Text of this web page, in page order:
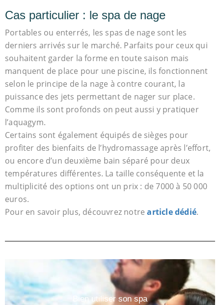
Cas particulier : le spa de nage
Portables ou enterrés, les spas de nage sont les
derniers arrivés sur le marché. Parfaits pour ceux qui
souhaitent garder la forme en toute saison mais
manquent de place pour une piscine, ils fonctionnent
selon le principe de la nage à contre courant, la
puissance des jets permettant de nager sur place.
Comme ils sont profonds on peut aussi y pratiquer
l’aquagym.
Certains sont également équipés de sièges pour
profiter des bienfaits de l’hydromassage après l’effort,
ou encore d’un deuxième bain séparé pour deux
températures différentes. La taille conséquente et la
multiplicité des options ont un prix : de 7000 à 50 000
euros.
Pour en savoir plus, découvrez notrearticle dédié.
Bien utiliser son spa